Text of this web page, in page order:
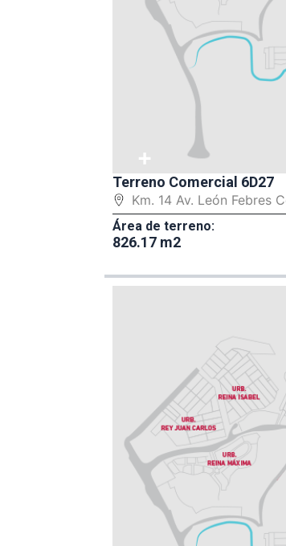
+
Terreno Comercial 6D27
Km. 14 Av. León Febres
Área de terreno:
826.17 m2